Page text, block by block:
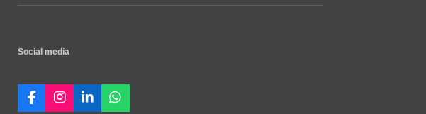
Social media
F
I
L
W